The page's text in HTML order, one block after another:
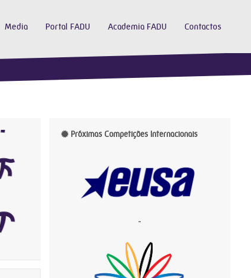
Media Portal FADU Academia FADU Contactos
Próximas Competições Internacionais
-